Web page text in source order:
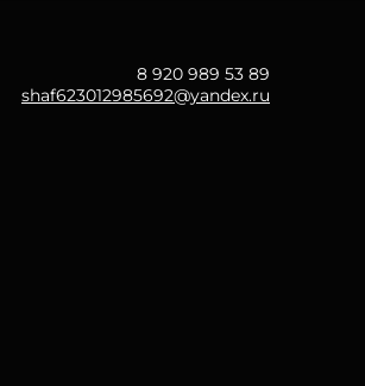
8 920 989 53 89
shaf623012985692@yandex.ru